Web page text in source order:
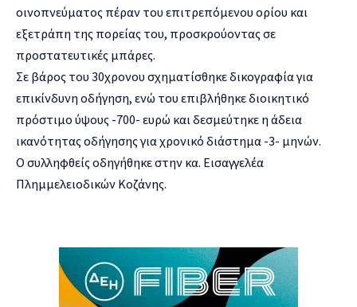
οινοπνεύματος πέραν του επιτρεπόμενου ορίου και
εξετράπη της πορείας του, προσκρούοντας σε
προστατευτικές μπάρες.
Σε βάρος του 30χρονου σχηματίσθηκε δικογραφία για
επικίνδυνη οδήγηση, ενώ του επιβλήθηκε διοικητικό
πρόστιμο ύψους -700- ευρώ και δεσμεύτηκε η άδεια
ικανότητας οδήγησης για χρονικό διάστημα -3- μηνών.
Ο συλληφθείς οδηγήθηκε στην κα. Εισαγγελέα
Πλημμελειοδικών Κοζάνης.